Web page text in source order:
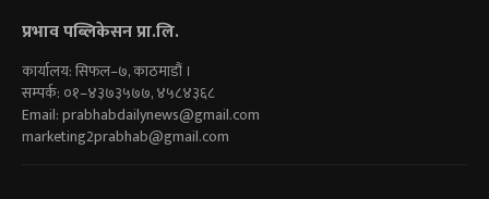
प्रभाव पब्लिकेसन प्रा.लि.
कार्यालय: सिफल–७, काठमाडौं ।
सम्पर्क: ०१–४३७३५७७, ४५८४३६८
Email:prabhabdailynews@gmail.com
marketing2prabhab@gmail.com